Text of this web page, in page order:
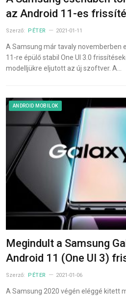
az Android 11-es
Szerző: PÉTER 2021-01-11
A Samsung már tavaly novemberben
11-re épülő stabil One UI 3.0
modelljükre eljutott az új szoftver. A…
ANDROID MOBILOK
Megindult a Samsung
Android 11 (One UI 3)
Szerző: PÉTER 2021-01-06
A Samsung 2020 végén eléggé kitett